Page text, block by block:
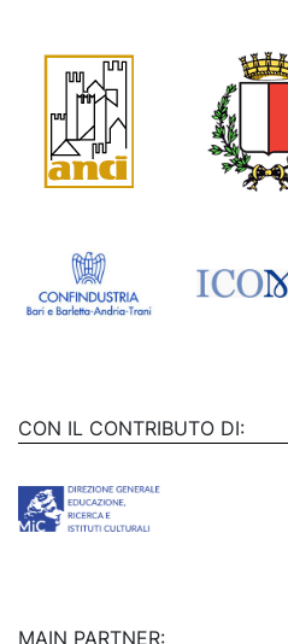
CON IL CONTRIBUTO DI:
MAIN PARTNER: